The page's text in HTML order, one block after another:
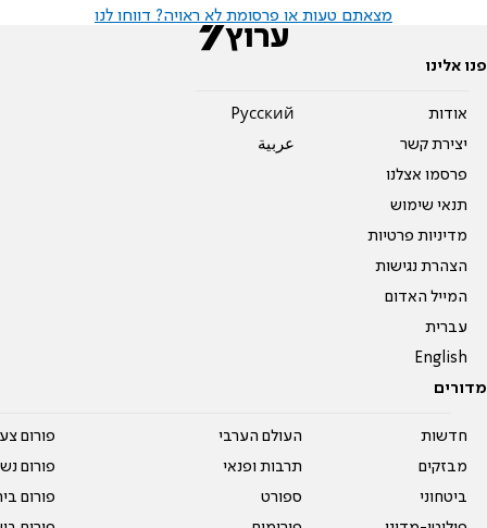
מצאתם טעות או פרסומת לא ראויה? דווחו לנו
פנו אלינו
אודות
יצירת קשר
פרסמו אצלנו
תנאי שימוש
מדיניות פרטיות
הצהרת נגישות
המייל האדום
עברית
English
Pусский
عربية
מדורים
חדשות
מבזקים
ביטחוני
העולם הערבי
תרבות ופנאי
ספורט
פורום
פורום
פורום